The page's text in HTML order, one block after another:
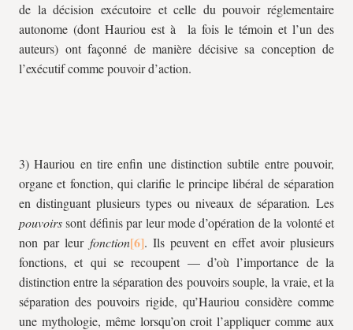
de la décision exécutoire et celle du pouvoir réglementaire
autonome (dont Hauriou est à la fois le témoin et l’un des
auteurs) ont façonné de manière décisive sa conception de
l’exécutif comme pouvoir d’action.
3) Hauriou en tire enfin une distinction subtile entre pouvoir,
organe et fonction, qui clarifie le principe libéral de séparation
en distinguant plusieurs types ou niveaux de séparation. Les
pouvoirssont définis par leur mode d’opération de la volonté et
non par leur fonction
. Ils peuvent en effet avoir plusieurs
fonctions, et qui se recoupent — d’où l’importance de la
distinction entre la séparation des pouvoirs souple, la vraie, et la
séparation des pouvoirs rigide, qu’Hauriou considère comme
une mythologie, même lorsqu’on croit l’appliquer comme aux